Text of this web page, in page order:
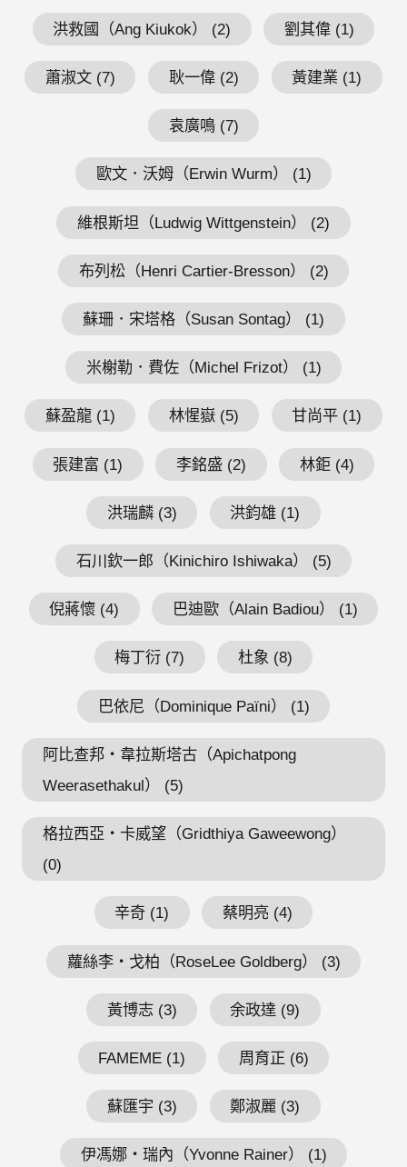
洪救國（Ang Kiukok） (2) 劉其偉 (1)
蕭淑文 (7) 耿一偉 (2) 黃建業 (1)
袁廣鳴 (7)
歐文．沃姆（Erwin Wurm） (1)
維根斯坦（Ludwig Wittgenstein） (2)
布列松（Henri Cartier-Bresson） (2)
蘇珊．宋塔格（Susan Sontag） (1)
米榭勒．費佐（Michel Frizot） (1)
蘇盈龍 (1) 林惺嶽 (5) 甘尚平 (1)
張建富 (1) 李銘盛 (2) 林鉅 (4)
洪瑞麟 (3) 洪鈞雄 (1)
石川欽一郎（Kinichiro Ishiwaka） (5)
倪蔣懷 (4) 巴迪歐（Alain Badiou） (1)
梅丁衍 (7) 杜象 (8)
巴依尼（Dominique Païni） (1)
阿比查邦・韋拉斯塔古（Apichatpong
Weerasethakul） (5)
格拉西亞・卡威望（Gridthiya Gaweewong）
(0)
辛奇 (1) 蔡明亮 (4)
蘿絲李・戈柏（RoseLee Goldberg） (3)
黃博志 (3) 余政達 (9)
FAMEME (1) 周育正 (6)
蘇匯宇 (3) 鄭淑麗 (3)
伊馮娜・瑞內（Yvonne Rainer） (1)